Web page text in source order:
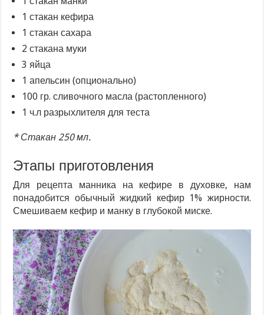
1 стакан кефира
1 стакан сахара
2 стакана муки
3 яйца
1 апельсин (опционально)
100 гр. сливочного масла (растопленного)
1 ч.л разрыхлителя для теста
* Стакан 250 мл.
Этапы приготовления
Для рецепта манника на кефире в духовке, нам
понадобится обычный жидкий кефир 1% жирности.
Смешиваем кефир и манку в глубокой миске.